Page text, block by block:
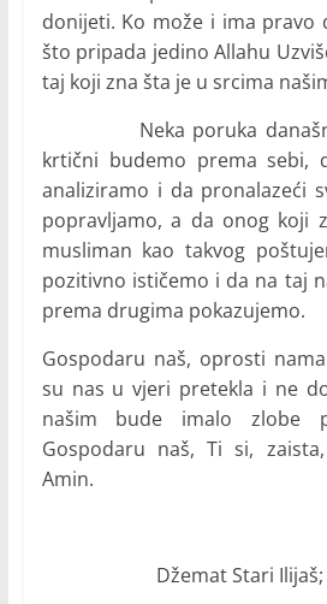
donijeti. Ko može i ima pravo
što pripada jedino Allahu
taj koji zna šta je u srcima
Neka poruka
krtični budemo prema sebi,
analiziramo i da pronalazeći
popravljamo, a da onog koji
musliman kao takvog
pozitivno ističemo i da na taj
prema drugima pokazujemo.
Gospodaru naš, oprosti
su nas u vjeri pretekla i ne
našim bude imalo zlobe
Gospodaru naš, Ti si,
Amin.
Džemat Stari